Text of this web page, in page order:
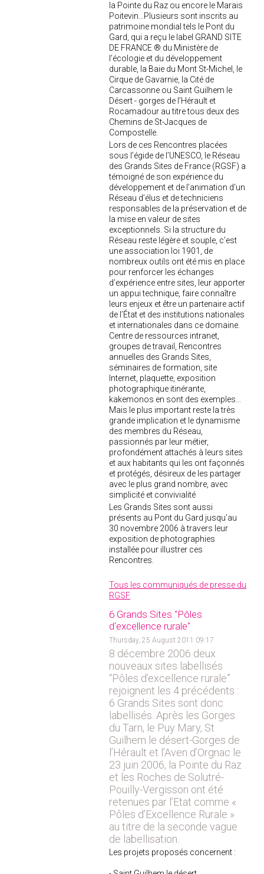
la Pointe du Raz ou encore le Marais
Poitevin…Plusieurs sont inscrits au
patrimoine mondial tels le Pont du
Gard, qui a reçu le label GRAND SITE
DE FRANCE ® du Ministère de
l’écologie et du développement
durable, la Baie du Mont St-Michel, le
Cirque de Gavarnie, la Cité de
Carcassonne ou Saint Guilhem le
Désert - gorges de l’Hérault et
Rocamadour au titre tous deux des
Chemins de St-Jacques de
Compostelle.
Lors de ces Rencontres placées
sous l’égide de l’UNESCO, le Réseau
des Grands Sites de France (RGSF) a
témoigné de son expérience du
développement et de l’animation d’un
Réseau d’élus et de techniciens
responsables de la préservation et de
la mise en valeur de sites
exceptionnels. Si la structure du
Réseau reste légère et souple, c’est
une association loi 1901, de
nombreux outils ont été mis en place
pour renforcer les échanges
d’expérience entre sites, leur apporter
un appui technique, faire connaître
leurs enjeux et être un partenaire actif
de l’État et des institutions nationales
et internationales dans ce domaine.
Centre de ressources intranet,
groupes de travail, Rencontres
annuelles des Grands Sites,
séminaires de formation, site
Internet, plaquette, exposition
photographique itinérante,
kakemonos en sont des exemples…
Mais le plus important reste la très
grande implication et le dynamisme
des membres du Réseau,
passionnés par leur métier,
profondément attachés à leurs sites
et aux habitants qui les ont façonnés
et protégés, désireux de les partager
avec le plus grand nombre, avec
simplicité et convivialité
Les Grands Sites sont aussi
présents au Pont du Gard jusqu’au
30 novembre 2006 à travers leur
exposition de photographies
installée pour illustrer ces
Rencontres.
Tous les communiqués de presse du
RGSF
6 Grands Sites "Pôles
d'excellence rurale"
Thursday, 25 August 2011 09:17
8 décembre 2006 deux
nouveaux sites labellisés
“Pôles d’excellence rurale”
rejoignent les 4 précédents :
6 Grands Sites sont donc
labellisés. Après les Gorges
du Tarn, le Puy Mary, St
Guilhem le désert-Gorges de
l’Hérault et l’Aven d’Orgnac le
23 juin 2006, la Pointe du Raz
et les Roches de Solutré-
Pouilly-Vergisson ont été
retenues par l’Etat comme «
Pôles d’Excellence Rurale »
au titre de la seconde vague
de labellisation.
Les projets proposés concernent :